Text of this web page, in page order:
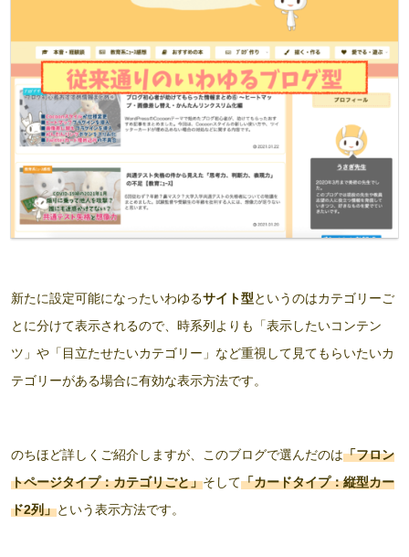
新たに設定可能になったいわゆるサイト型というのはカテゴリーご
とに分けて表示されるので、時系列よりも「表示したいコンテン
ツ」や「目立たせたいカテゴリー」など重視して見てもらいたいカ
テゴリーがある場合に有効な表示方法です。
のちほど詳しくご紹介しますが、このブログで選んだのは「フロン
トページタイプ：カテゴリごと」そして「カードタイプ：縦型カー
ド2列」という表示方法です。